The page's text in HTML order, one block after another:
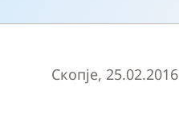
Скопје, 25.02.2016